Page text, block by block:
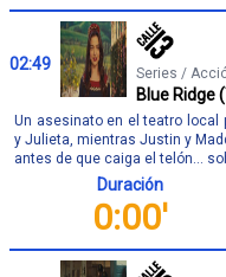
02:49 Series /
Blue Ridge
Un asesinato en el teatro local
y Julieta, mientras Justin y
antes de que caiga el telón…
Duración
0:00'